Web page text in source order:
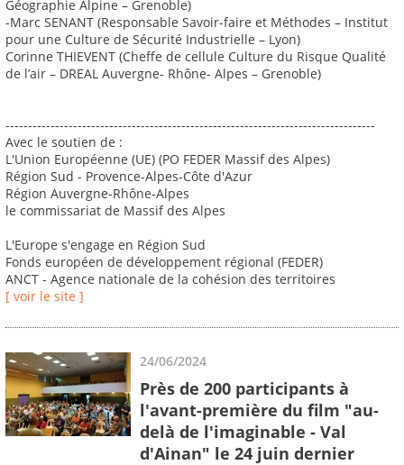
Géographie Alpine – Grenoble)
-Marc SENANT (Responsable Savoir-faire et Méthodes – Institut
pour une Culture de Sécurité Industrielle – Lyon)
Corinne THIEVENT (Cheffe de cellule Culture du Risque Qualité
de l’air – DREAL Auvergne- Rhône- Alpes – Grenoble)
----------------------------------------------------------------------------------
Avec le soutien de :
L'Union Européenne (UE) (PO FEDER Massif des Alpes)
Région Sud - Provence-Alpes-Côte d'Azur
Région Auvergne-Rhône-Alpes
le commissariat de Massif des Alpes
L'Europe s'engage en Région Sud
Fonds européen de développement régional (FEDER)
ANCT - Agence nationale de la cohésion des territoires
[ voir le site ]
24/06/2024
Près de 200 participants à
l'avant-première du film "au-
delà de l'imaginable - Val
d'Ainan" le 24 juin dernier